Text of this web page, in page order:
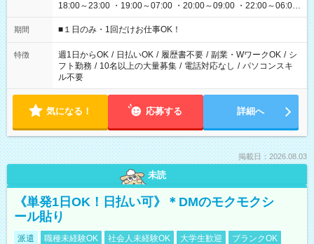
18:00～23:00 ・19:00～07:00 ・20:00～09:00 ・22:00～06:00
etc ★最短で3時間で5,120円のお仕事から 15時間で2万円近く稼
げるお仕事も！ ご希望のお時間に合わせてご紹介！ ※シフトは
ください！
期間 ■１日のみ・1回だけお仕事OK！
特徴 週1日からOK / 日払いOK / 履歴書不要 / 副業・WワークOK / シ
フト勤務 / 10名以上の大量募集 / 電話対応なし / パソコンスキ
ル不要
気になる！ 応募する 詳細へ
掲載日：2026.08.03
未読
《単発1日OK！日払い可》＊DMのモクモクシ
ール貼り
派遣 職種未経験OK 社会人未経験OK 大学生歓迎
ブランクOK